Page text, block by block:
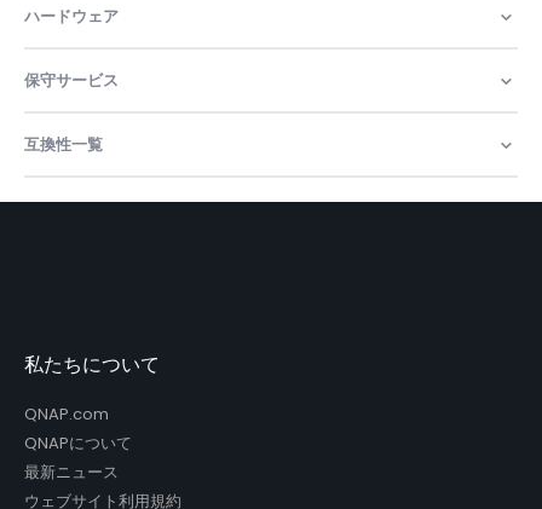
ハードウェア
保守サービス
互換性一覧
私たちについて
QNAP.com
QNAPについて
最新ニュース
ウェブサイト利用規約